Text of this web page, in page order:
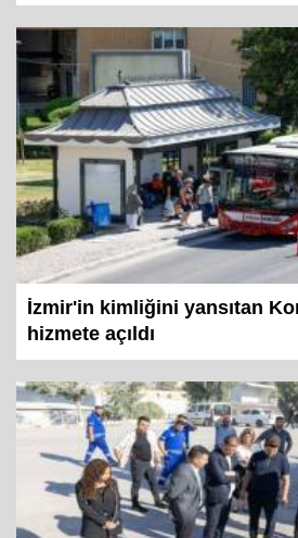
İzmir'in kimliğini yansıtan
hizmete açıldı